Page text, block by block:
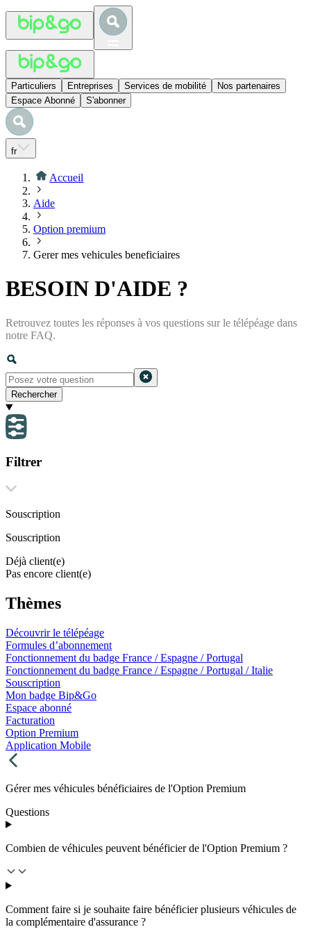
Particuliers Entreprises Services de mobilité
Nos partenaires
Espace Abonné
S'abonner
fr
Accueil
Aide
Option premium
Gerer mes vehicules beneficiaires
BESOIN D'AIDE ?
Retrouvez toutes les réponses à vos questions sur le télépéage dans
notre FAQ.
Rechercher
Filtrer
Souscription
Souscription
Déjà client(e)
Pas encore client(e)
Thèmes
Découvrir le télépéage
Formules d’abonnement
Fonctionnement du badge France / Espagne / Portugal
Fonctionnement du badge France / Espagne / Portugal / Italie
Souscription
Mon badge Bip&Go
Espace abonné
Facturation
Option Premium
Application Mobile
Gérer mes véhicules bénéficiaires de l'Option Premium
Questions
Combien de véhicules peuvent bénéficier de l'Option Premium ?
Comment faire si je souhaite faire bénéficier plusieurs véhicules de
la complémentaire d'assurance ?